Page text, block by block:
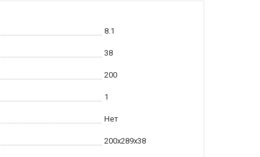
8.1
38
200
1
Нет
200x289x38